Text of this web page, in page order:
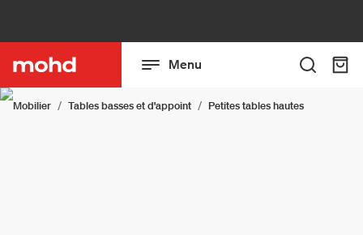
Menu
Mobilier Tables basses et d'appoint Petites tables hautes